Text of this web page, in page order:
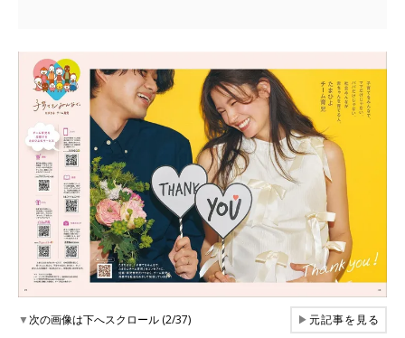
▼次の画像は下へスクロール (2/37) ▶元記事を見る